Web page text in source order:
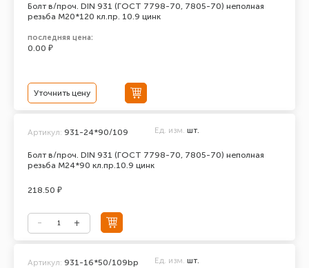
Болт в/проч. DIN 931 (ГОСТ 7798-70, 7805-70) неполная
резьба М20*120 кл.пр. 10.9 цинк
последняя цена:
0.00 ₽
Уточнить цену
Болт в/проч. DIN 931 (ГОСТ 7798-70, 7805-70) неполная
резьба М24*90 кл.пр.10.9 цинк
Артикул: 931-24*90/109 Ед. изм. шт.
218.50 ₽
Артикул: 931-16*50/109bp Ед. изм. шт.